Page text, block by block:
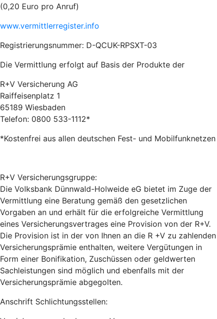
(0,20 Euro pro Anruf)
www.vermittlerregister.info
Registrierungsnummer: D-QCUK-RPSXT-03
Die Vermittlung erfolgt auf Basis der Produkte der
R+V Versicherung AG
Raiffeisenplatz 1
65189 Wiesbaden
Telefon: 0800 533-1112*
*Kostenfrei aus allen deutschen Fest- und Mobilfunknetzen
R+V Versicherungsgruppe:
Die Volksbank Dünnwald-Holweide eG bietet im Zuge der
Vermittlung eine Beratung gemäß den gesetzlichen
Vorgaben an und erhält für die erfolgreiche Vermittlung
eines Versicherungsvertrages eine Provision von der R+V.
Die Provision ist in der von Ihnen an die R +V zu zahlenden
Versicherungsprämie enthalten, weitere Vergütungen in
Form einer Bonifikation, Zuschüssen oder geldwerten
Sachleistungen sind möglich und ebenfalls mit der
Versicherungsprämie abgegolten.
Anschrift Schlichtungsstellen: